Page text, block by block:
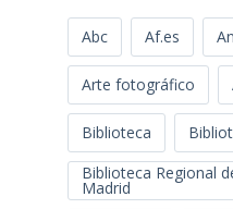
Abc Af.es
Arte fotográfico
Biblioteca
Biblioteca Regional
Madrid